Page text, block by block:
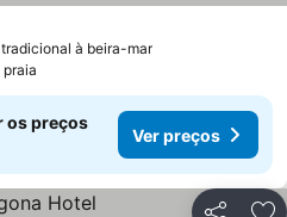
à beira-mar
os preços
Ver preços